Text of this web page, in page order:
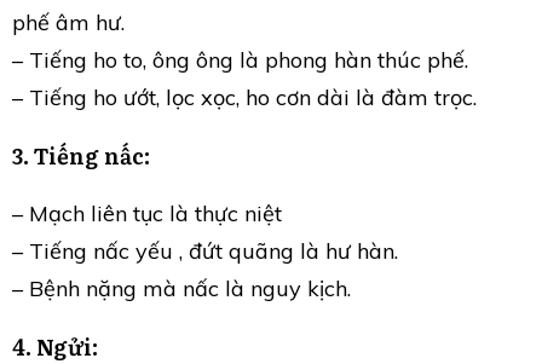
phế âm hư.
– Tiếng ho to, ông ông là phong hàn thúc phế.
– Tiếng ho ướt, lọc xọc, ho cơn dài là đàm trọc.
3. Tiếng nấc:
– Mạch liên tục là thực niệt
– Tiếng nấc yếu , đứt quãng là hư hàn.
– Bệnh nặng mà nấc là nguy kịch.
4. Ngửi: